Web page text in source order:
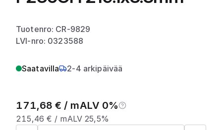
Tuotenro: CR-9829
LVI-nro: 0323588
Saatavilla 2-4 arkipäivää
171,68 € / mALV 0%
215,46 € / mALV 25,5%